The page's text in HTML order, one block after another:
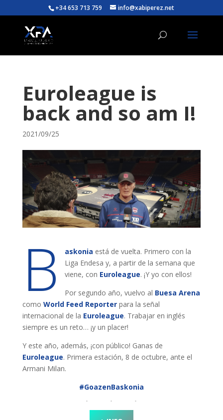
+34 653 713 759 info@xabiperez.net
Euroleague is
back and so am I!
2021/09/25
B askonia está de vuelta. Primero con la
Liga Endesa y, a partir de la semana que
viene, con Euroleague. ¡Y yo con ellos!
Por segundo año, vuelvo al Buesa Arena
como World Feed Reporterpara la señal
internacional de la Euroleague. Trabajar en inglés
siempre es un reto… ¡y un placer!
Y este año, además, ¡con público! Ganas de
Euroleague. Primera estación, 8 de octubre, ante el
Armani Milan.
#GoazenBaskonia